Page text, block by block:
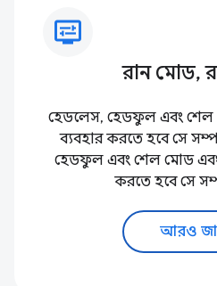
display_settings
রান মোড,
হেডলেস, হেডফুল এবং
ব্যবহার করতে হবে সে
হেডফুল এবং শেল মোড
করতে হবে সে
আরও